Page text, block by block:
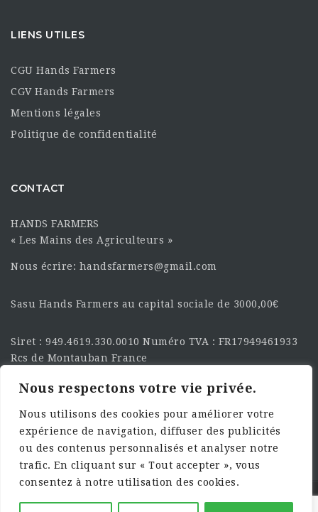
Nous respectons votre vie privée.
Nous utilisons des cookies pour améliorer votre
expérience de navigation, diffuser des publicités
ou des contenus personnalisés et analyser notre
trafic. En cliquant sur « Tout accepter », vous
consentez à notre utilisation des cookies.
LIENS UTILES
CGU Hands Farmers
CGV Hands Farmers
Mentions légales
Politique de confidentialité
CONTACT
HANDS FARMERS
« Les Mains des Agriculteurs »
Nous écrire: handsfarmers@gmail.com
Sasu Hands Farmers au capital sociale de 3000,00€
Siret : 949.4619.330.0010 Numéro TVA : FR17949461933
Rcs de Montauban France
SUIVEZ-NOUS SUR LES
RÉSEAU :
©2025 HandsFarmers. Designed with Web Studio